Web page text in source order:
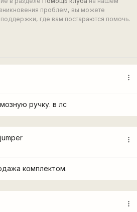
проблем, вы можете
где вам постараются помочь.
more_vert
ручку. в лс
more_vert
комплектом.
more_vert